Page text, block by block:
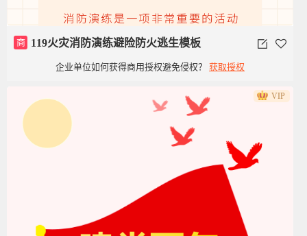
商 119火灾消防演练避险防火逃生模板
企业单位如何获得商用授权避免侵权？ 获取授权
VIP